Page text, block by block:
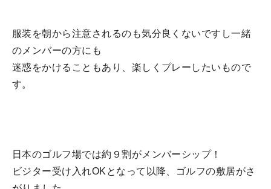
服装を朝から注意されるのも気分良くないですし一緒
のメンバーの方にも
迷惑をかけることもあり、楽しくプレーしたいもので
す。
日本のゴルフ場では約９割がメンバーシップ！
ビジター受け入れOKとなって以降、ゴルフの敷居がさ